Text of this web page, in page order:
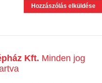
Kft. Minden jog